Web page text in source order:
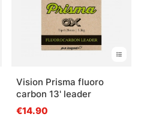
Vision Prisma fluoro
carbon 13' leader
€14.90